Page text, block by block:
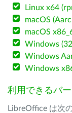
Linux x64
macOS
macOS
Windows
Windows
Windows
利用できるバ
LibreOffice は次